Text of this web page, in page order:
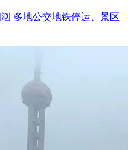
多地公交地铁停运、景区